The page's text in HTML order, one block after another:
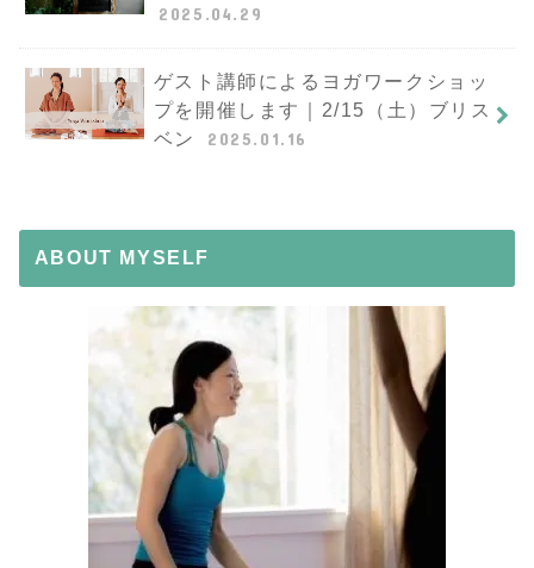
2025.04.29
ゲスト講師によるヨガワークショッ
プを開催します｜2/15（土）ブリス
ベン
2025.01.16
ABOUT MYSELF